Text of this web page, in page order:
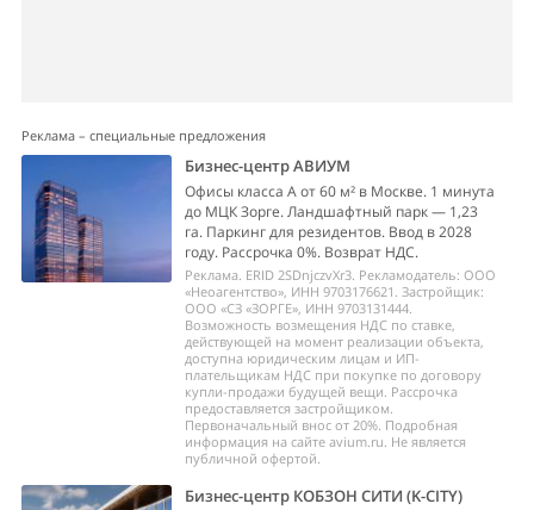
Реклама – специальные предложения
Бизнес-центр АВИУМ
Офисы класса А от 60 м² в Москве. 1 минута
до МЦК Зорге. Ландшафтный парк — 1,23
га. Паркинг для резидентов. Ввод в 2028
году. Рассрочка 0%. Возврат НДС.
Реклама. ERID 2SDnjczvXr3. Рекламодатель: ООО
«Неоагентство», ИНН 9703176621. Застройщик:
ООО «СЗ «ЗОРГЕ», ИНН 9703131444.
Возможность возмещения НДС по ставке,
действующей на момент реализации объекта,
доступна юридическим лицам и ИП-
плательщикам НДС при покупке по договору
купли-продажи будущей вещи. Рассрочка
предоставляется застройщиком.
Первоначальный внос от 20%. Подробная
информация на сайте avium.ru. Не является
публичной офертой.
Бизнес-центр КОБЗОН СИТИ (K-CITY)